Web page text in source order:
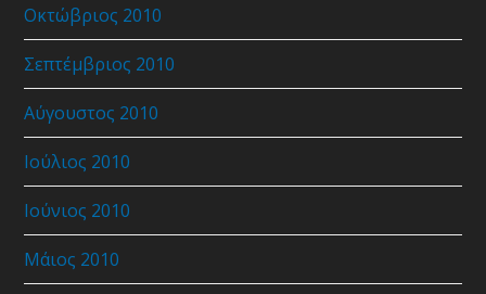
Οκτώβριος 2010
Σεπτέμβριος 2010
Αύγουστος 2010
Ιούλιος 2010
Ιούνιος 2010
Μάιος 2010